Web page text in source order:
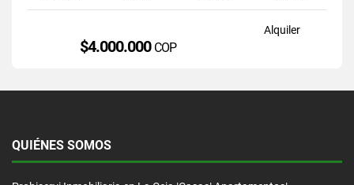
Alquiler
$4.000.000 COP
QUIÉNES SOMOS